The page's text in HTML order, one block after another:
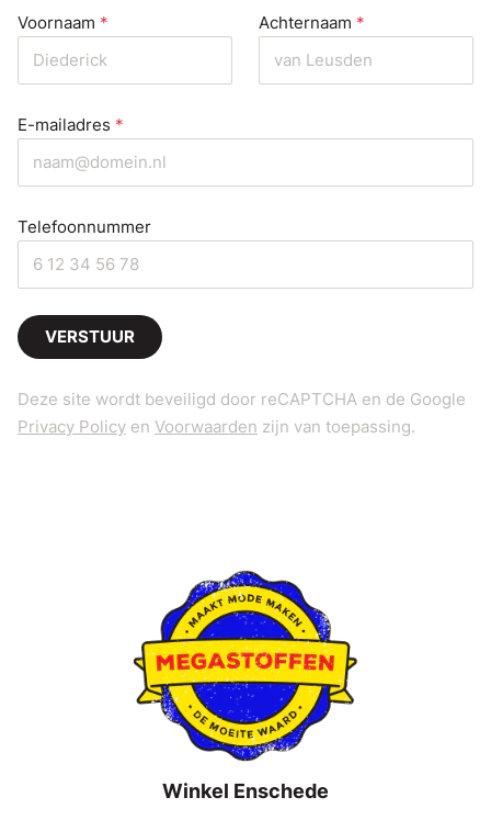
Uw
naam
Voornaam * Achternaam *
E-mailadres *
Telefoonnummer
VERSTUUR
Deze site wordt beveiligd door reCAPTCHA en de Google
Privacy Policy en Voorwaarden zijn van toepassing.
Winkel Enschede